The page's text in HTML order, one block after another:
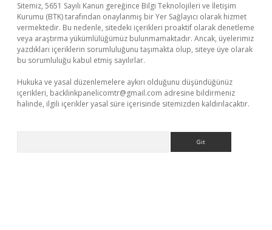
Sitemiz, 5651 Sayılı Kanun gereğince Bilgi Teknolojileri ve İletişim
Kurumu (BTK) tarafından onaylanmış bir Yer Sağlayıcı olarak hizmet
vermektedir. Bu nedenle, sitedeki içerikleri proaktif olarak denetleme
veya araştırma yükümlülüğümüz bulunmamaktadır. Ancak, üyelerimiz
yazdıkları içeriklerin sorumluluğunu taşımakta olup, siteye üye olarak
bu sorumluluğu kabul etmiş sayılırlar.
Hukuka ve yasal düzenlemelere aykırı olduğunu düşündüğünüz
içerikleri, backlinkpanelicomtr@gmail.com adresine bildirmeniz
halinde, ilgili içerikler yasal süre içerisinde sitemizden kaldırılacaktır.